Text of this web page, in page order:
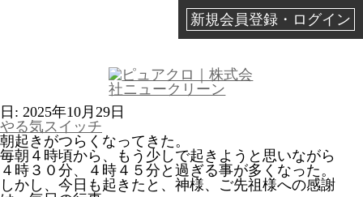
新規会員登録・ログイン
日: 2025年10月29日
やる気スイッチ
朝起きがつらくなってきた。
毎朝４時頃から、もう少しで起きようと思いながら
４時３０分、４時４５分と過ぎる事が多くなった。
しかし、今日も起きたと、神様、ご先祖様への感謝